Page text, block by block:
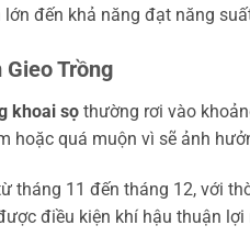
đến khả năng đạt năng
Trồng
khoai sọ thường rơi vào
hoặc quá muộn vì sẽ ảnh
tháng 11 đến tháng 12, với
điều kiện khí hậu thuận lợi